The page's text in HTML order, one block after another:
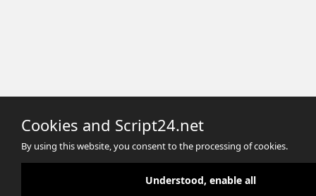
Cookies and Script24.net
By using this website, you consent to the processing of cookies.
Understood, enable all